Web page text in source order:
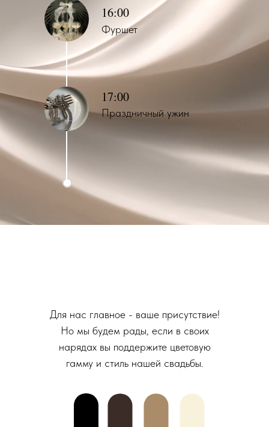
Фуршет
Праздничный ужин
17:00
16:00
Для нас главное - ваше присутствие!
Но мы будем рады, если в своих
нарядах вы поддержите цветовую
гамму и стиль нашей свадьбы.